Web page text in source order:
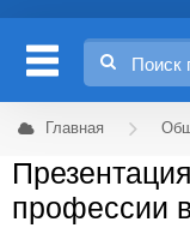
Главная
профессии